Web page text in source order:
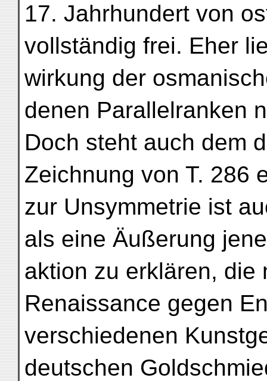
17. Jahrhundert von
vollständig frei. Eher
wirkung der
denen Parallelranken
Doch steht auch dem
Zeichnung von T. 286
zur Unsymmetrie ist
als eine Äußerung
aktion zu erklären, die
Renaissance gegen
verschiedenen
deutschen